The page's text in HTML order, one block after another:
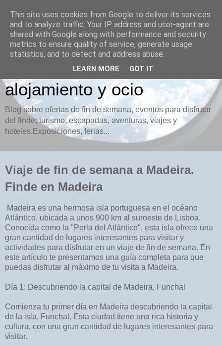
Finde.es Ofertas de fin de
semana. Turismo, viajes,
hoteles, vuelos,
alojamiento y ocio
Blog sobre ofertas de fin de semana, eventos para disfrutar
del finde; turismo, escapadas, aventuras, viajes y
hoteles.Exposiciones, ferias...
Viaje de fin de semana a Madeira.
Finde en Madeira
Madeira es una hermosa isla portuguesa en el océano
Atlántico, ubicada a unos 900 km al suroeste de Lisboa.
Conocida como la "Perla del Atlántico", esta isla ofrece una
gran cantidad de lugares interesantes para visitar y
actividades para disfrutar en un viaje de fin de semana. En
este artículo te presentamos una guía completa para que
puedas disfrutar al máximo de tu visita a Madeira.
Día 1: Descubriendo la capital de Madeira, Funchal
Comienza tu primer día en Madeira descubriendo la capital
de la isla, Funchal. Esta ciudad tiene una rica historia y
cultura, con una gran cantidad de lugares interesantes para
visitar.
This site uses cookies from Google to deliver its services
and to analyze traffic. Your IP address and user-agent are
shared with Google along with performance and security
metrics to ensure quality of service, generate usage
statistics, and to detect and address abuse.
LEARN MORE GOT IT